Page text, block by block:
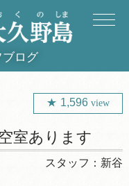
ブログ
1,596view
室あります
スタッフ： 新谷